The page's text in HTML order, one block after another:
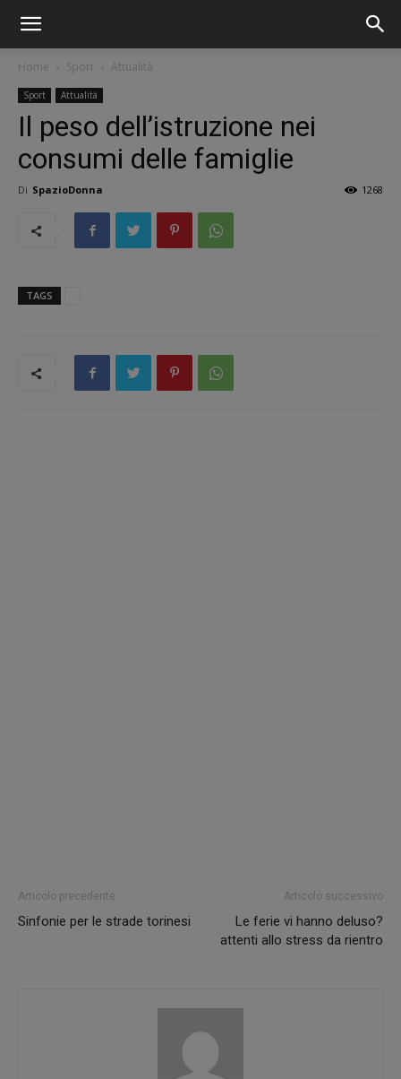
Home Sport Attualità
Sport Attualità
Il peso dell’istruzione nei
consumi delle famiglie
Di SpazioDonna 1268
TAGS
Articolo precedente
Sinfonie per le strade torinesi
Articolo successivo
Le ferie vi hanno deluso?
attenti allo stress da rientro